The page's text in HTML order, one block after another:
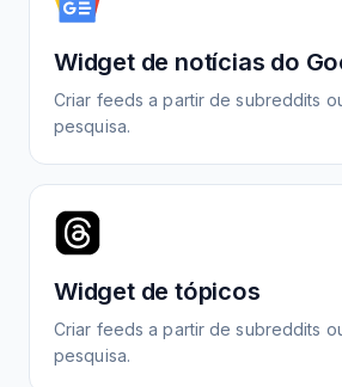
Widget de notícias do
Criar feeds a partir de subreddits
pesquisa.
Widget de tópicos
Criar feeds a partir de subreddits
pesquisa.